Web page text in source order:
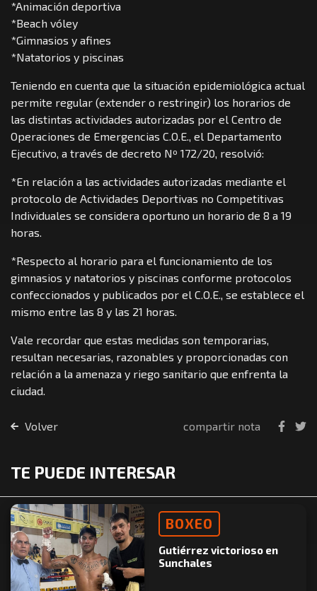
*Animación deportiva
*Beach vóley
*Gimnasios y afines
*Natatorios y piscinas
Teniendo en cuenta que la situación epidemiológica actual
permite regular (extender o restringir) los horarios de
las distintas actividades autorizadas por el Centro de
Operaciones de Emergencias C.O.E., el Departamento
Ejecutivo, a través de decreto Nº 172/20, resolvió:
*En relación a las actividades autorizadas mediante el
protocolo de Actividades Deportivas no Competitivas
Individuales se considera oportuno un horario de 8 a 19
horas.
*Respecto al horario para el funcionamiento de los
gimnasios y natatorios y piscinas conforme protocolos
confeccionados y publicados por el C.O.E., se establece el
mismo entre las 8 y las 21 horas.
Vale recordar que estas medidas son temporarias,
resultan necesarias, razonables y proporcionadas con
relación a la amenaza y riego sanitario que enfrenta la
ciudad.
Volver compartir nota
TE PUEDE INTERESAR
BOXEO
Gutiérrez victorioso en
Sunchales